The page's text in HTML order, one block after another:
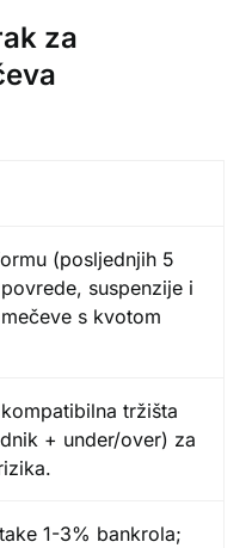
za
(posljednjih 5
suspenzije i
s kvotom
tržišta
+ under/over) za
1-3% bankrola;